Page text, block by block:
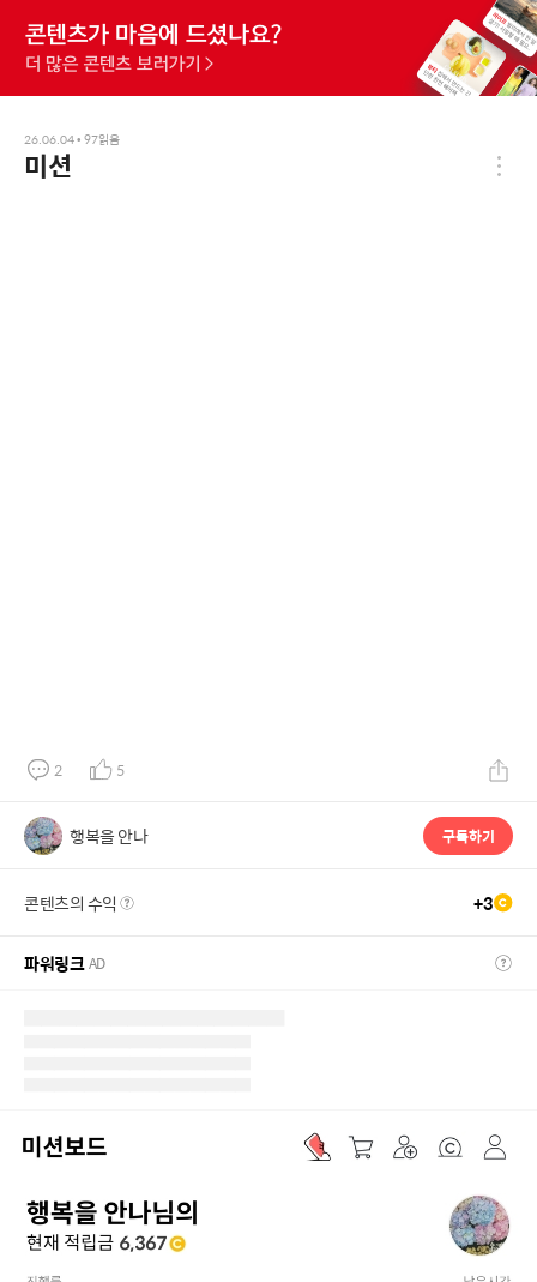
26.06.04• 97읽음
미션
2 5
행복을 안나 구독하기
콘텐츠의 수익 +3
파워링크AD